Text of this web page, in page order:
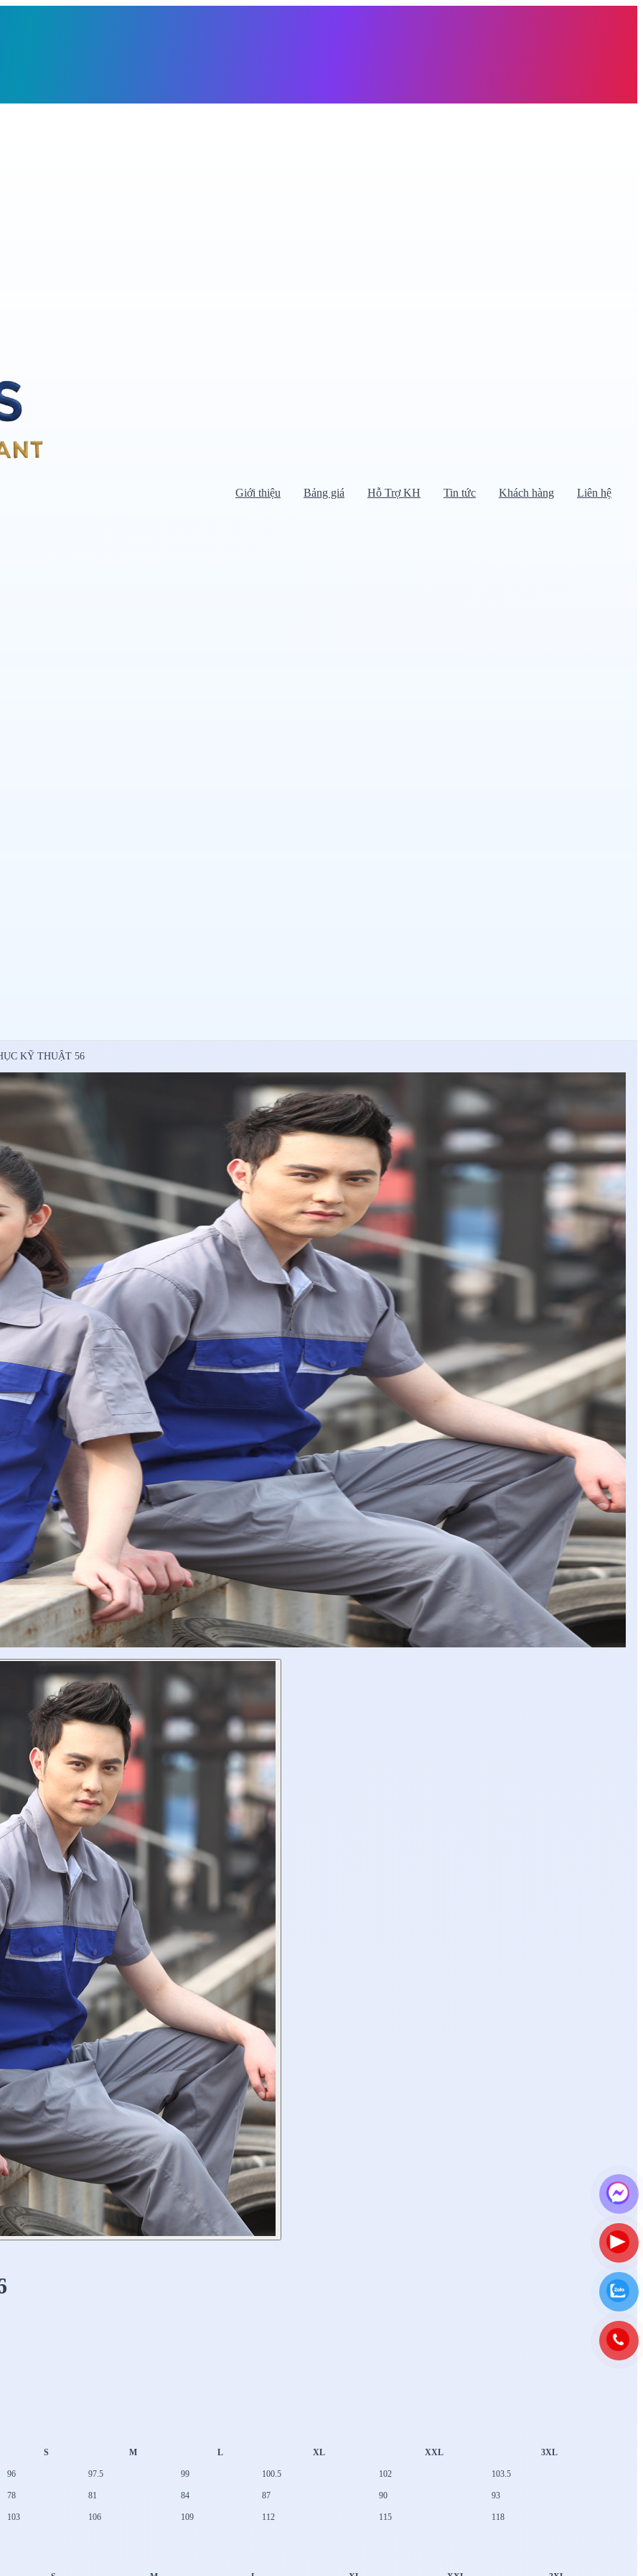
Giới thiệu Bảng giá Hỗ Trợ KH Tin tức Khách hàng Liên hệ
KỸ THUẬT 56
S M L XL XXL 3XL
96 97.5 99 100.5 102 103.5
78 81 84 87 90 93
103 106 109 112 115 118